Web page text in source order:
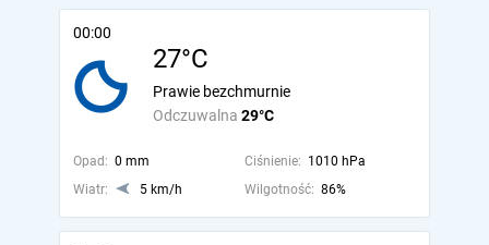
00:00
27°C
Odczuwalna 29°C
Prawie bezchmurnie
Opad: 0 mm Ciśnienie: 1010 hPa
Wiatr:
5 km/h Wilgotność: 86%